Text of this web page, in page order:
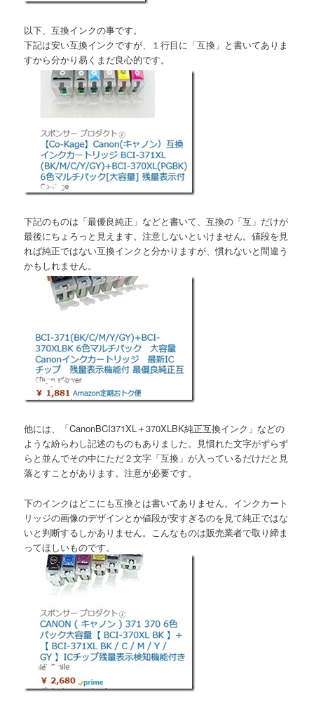
以下、互換インクの事です。
下記は安い互換インクですが、１行目に「互換」と書いてありま
すから分かり易くまだ良心的です。
下記のものは「最優良純正」などと書いて、互換の「互」だけが
最後にちょろっと見えます。注意しないといけません。値段を見
れば純正ではない互換インクと分かりますが、慣れないと間違う
かもしれません。
他には、「CanonBCI371XL＋370XLBK純正互換インク」などの
ような紛らわし記述のものもありました。見慣れた文字がずらず
らと並んでその中にただ２文字「互換」が入っているだけだと見
落とすことがあります。注意が必要です。
下のインクはどこにも互換とは書いてありません。インクカート
リッジの画像のデザインとか値段が安すぎるのを見て純正ではな
いと判断するしかありません。こんなものは販売業者で取り締ま
ってほしいものです。